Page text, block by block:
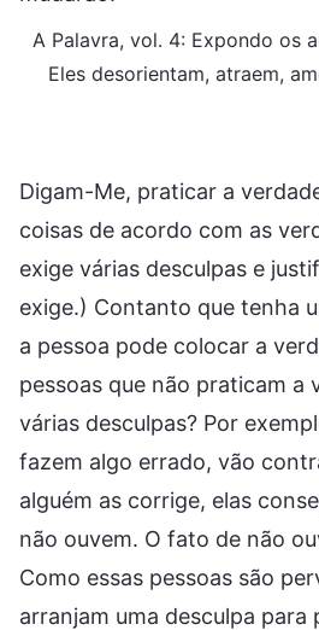
A Palavra, vol. 4: Expondo os
Eles desorientam, atraem,
Digam-Me, praticar a
coisas de acordo com as
exige várias desculpas e
exige.) Contanto que tenha
a pessoa pode colocar a
pessoas que não praticam a
várias desculpas? Por
fazem algo errado, vão
alguém as corrige, elas
não ouvem. O fato de não
Como essas pessoas são
arranjam uma desculpa para